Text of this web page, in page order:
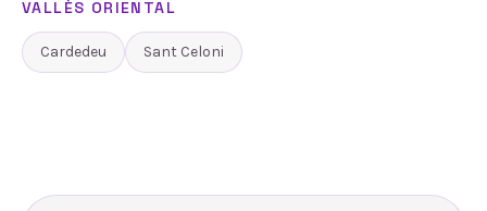
VALLÈS ORIENTAL
Cardedeu Sant Celoni